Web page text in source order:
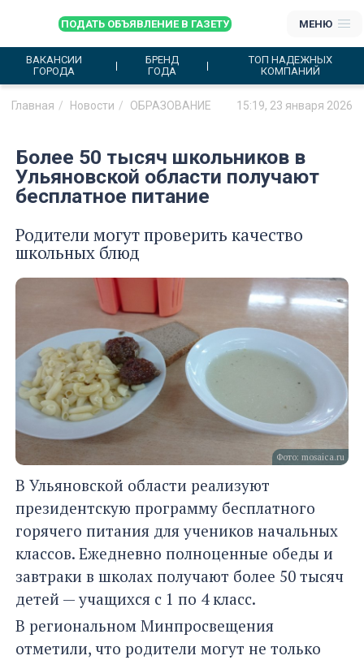
ПОДАТЬ ОБЪЯВЛЕНИЕ В ГАЗЕТУ МЕНЮ
ВАКАНСИИ
ГОРОДА
БРЕНД
ГОДА
ТОП НАДЕЖНЫХ
КОМПАНИЙ
Главная Новости ОБРАЗОВАНИЕ 15:19, 23 января 2026
Более 50 тысяч школьников в
Ульяновской области получают
бесплатное питание
Родители могут проверить качество
школьных блюд
Фото: mosaica.ru
В Ульяновской области реализуют
президентскую программу бесплатного
горячего питания для учеников начальных
классов. Ежедневно полноценные обеды и
завтраки в школах получают более 50 тысяч
детей — учащихся с 1 по 4 класс.
В региональном Минпросвещения
отметили, что родители могут не только